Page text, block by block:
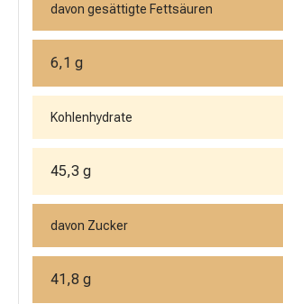
davon gesättigte Fettsäuren
6,1 g
Kohlenhydrate
45,3 g
davon Zucker
41,8 g